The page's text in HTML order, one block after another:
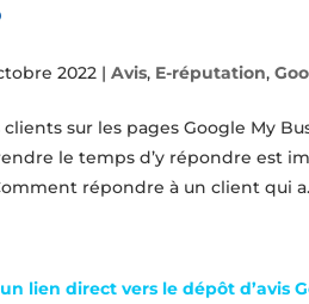
2022 |Avis, E-réputation,
clients sur les pages Google My
le temps d’y répondre est
répondre à un client qui